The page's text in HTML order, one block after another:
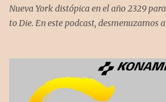
Nueva York distópica en el año 2329
to Die. En este podcast, desmenuzamos
@flagstaad quien pasó el título en PS5 y
nos cuenta sus impresiones y vivencias.
para XBS, PS5 y PC. No sobra